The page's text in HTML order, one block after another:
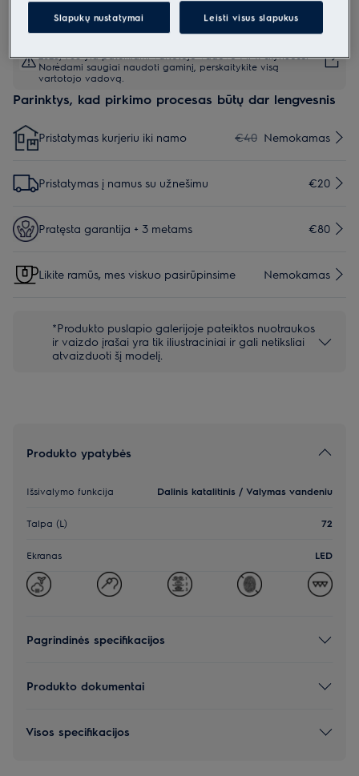
2023/988 yra pateikiami vartotojo vadovo I ir II skyriuose.
Norėdami saugiai naudoti gaminį, perskaitykite visą
vartotojo vadovą.
Parinktys, kad pirkimo procesas būtų dar lengvesnis
Pristatymas kurjeriu iki namo €40 Nemokamas
Pristatymas į namus su užnešimu €20
Pratęsta garantija + 3 metams €80
Likite ramūs, mes viskuo pasirūpinsime Nemokamas
*Produkto puslapio galerijoje pateiktos nuotraukos
ir vaizdo įrašai yra tik iliustraciniai ir gali netiksliai
atvaizduoti šį modelį.
Produkto ypatybės
Išsivalymo funkcija Dalinis katalitinis / Valymas vandeniu
Talpa (L) 72
Ekranas LED
Pagrindinės specifikacijos
Produkto dokumentai
Visos specifikacijos
Slapukų nustatymai Leisti visus slapukus